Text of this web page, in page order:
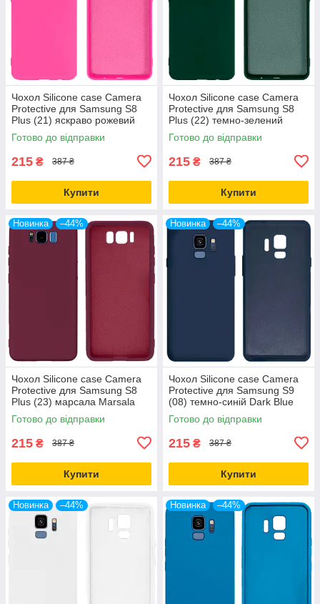
Чохол Silicone case Camera
Protective для Samsung S8
Plus (21) яскраво рожевий
Shiny Pink
Готово до відправки
215 ₴ 387 ₴
Купити
Чохол Silicone case Camera
Protective для Samsung S8
Plus (22) темно-зелений
Forest Green
Готово до відправки
215 ₴ 387 ₴
Купити
Новинка –44%
Чохол Silicone case Camera
Protective для Samsung S8
Plus (23) марсала Marsala
Готово до відправки
215 ₴ 387 ₴
Купити
Новинка –44%
Чохол Silicone case Camera
Protective для Samsung S9
(08) темно-синій Dark Blue
Готово до відправки
215 ₴ 387 ₴
Купити
Новинка –44% Новинка –44%